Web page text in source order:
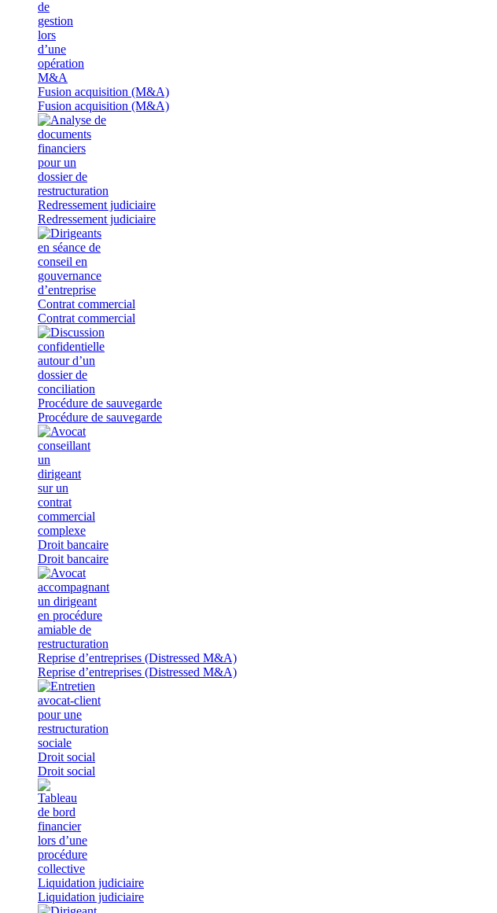
Fusion acquisition (M&A)
Fusion acquisition (M&A)
Redressement judiciaire
Redressement judiciaire
Contrat commercial
Contrat commercial
Procédure de sauvegarde
Procédure de sauvegarde
Droit bancaire
Droit bancaire
Reprise d’entreprises (Distressed M&A)
Reprise d’entreprises (Distressed M&A)
Droit social
Droit social
Liquidation judiciaire
Liquidation judiciaire